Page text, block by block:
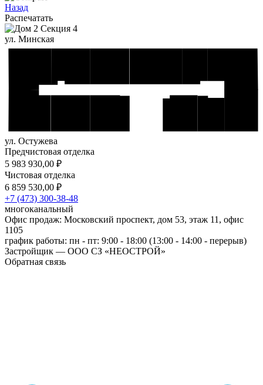
Назад
Распечатать
ул. Минская
ул. Остужева
Предчистовая отделка
5 983 930,00 ₽
Чистовая отделка
6 859 530,00 ₽
+7 (473) 300-38-48
многоканальный
Офис продаж: Московский проспект, дом 53, этаж 11, офис
1105
график работы: пн - пт: 9:00 - 18:00 (13:00 - 14:00 - перерыв)
Застройщик — ООО СЗ «НЕОСТРОЙ»
Обратная связь